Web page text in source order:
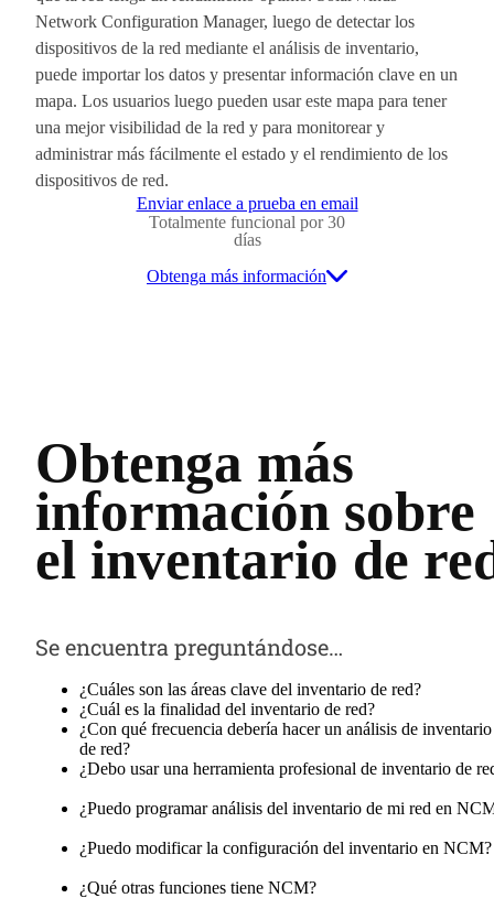
Network Configuration Manager, luego de detectar los
dispositivos de la red mediante el análisis de inventario,
puede importar los datos y presentar información clave en un
mapa. Los usuarios luego pueden usar este mapa para tener
una mejor visibilidad de la red y para monitorear y
administrar más fácilmente el estado y el rendimiento de los
dispositivos de red.
Enviar enlace a prueba en email
Totalmente funcional por 30
días
Obtenga más información
Obtenga más
información sobre
el inventario de
Se encuentra preguntándose…
¿Cuáles son las áreas clave del inventario de red?
¿Cuál es la finalidad del inventario de red?
¿Con qué frecuencia debería hacer un análisis de inventario
de red?
¿Debo usar una herramienta profesional de inventario de
¿Puedo programar análisis del inventario de mi red en
¿Puedo modificar la configuración del inventario en NCM?
¿Qué otras funciones tiene NCM?